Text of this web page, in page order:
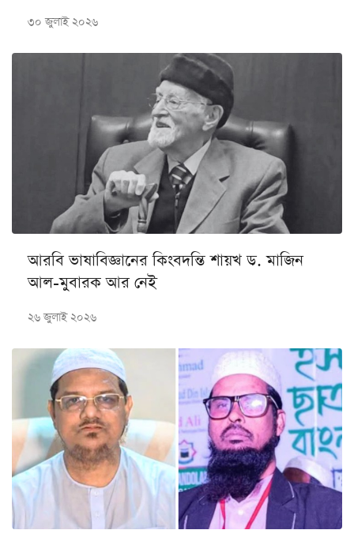
৩০ জুলাই ২০২৬
আরবি ভাষাবিজ্ঞানের কিংবদন্তি শায়খ ড. মাজিন
আল-মুবারক আর নেই
২৬ জুলাই ২০২৬